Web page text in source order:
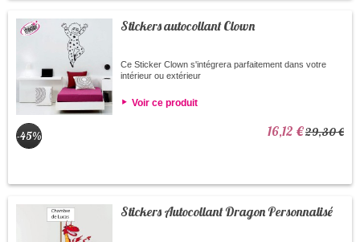
Stickers autocollant Clown
Ce Sticker Clown s'intégrera parfaitement dans votre
intérieur ou extérieur
Voir ce produit
-45% 16,12 €29,30 €
Stickers Autocollant Dragon Personnalisé